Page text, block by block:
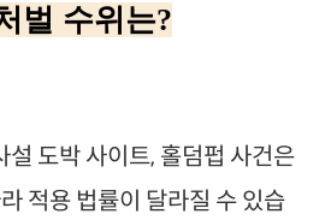
벌 수위는?
설 도박 사이트, 홀덤펍 사건은
적용 법률이 달라질 수 있습